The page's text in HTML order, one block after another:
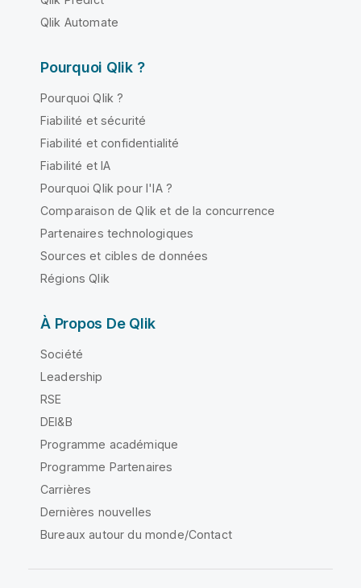
Qlik Automate
Pourquoi Qlik ?
Pourquoi Qlik ?
Fiabilité et sécurité
Fiabilité et confidentialité
Fiabilité et IA
Pourquoi Qlik pour l'IA ?
Comparaison de Qlik et de la concurrence
Partenaires technologiques
Sources et cibles de données
Régions Qlik
À Propos De Qlik
Société
Leadership
RSE
DEI&B
Programme académique
Programme Partenaires
Carrières
Dernières nouvelles
Bureaux autour du monde/Contact